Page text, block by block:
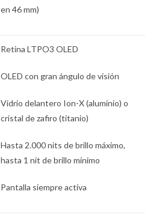
en 46 mm)
Retina LTPO3 OLED
OLED con gran ángulo de visión
Vidrio delantero Ion-X (aluminio) o
cristal de zafiro (titanio)
Hasta 2.000 nits de brillo máximo,
hasta 1 nit de brillo mínimo
Pantalla siempre activa